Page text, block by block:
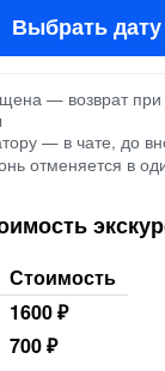
Выбрать дату
— возврат при
— в чате, до
отменяется в
Стоимость
1600 ₽
700 ₽